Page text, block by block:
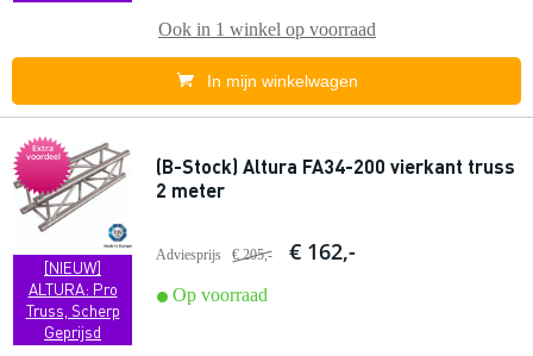
Ook in 1 winkel op voorraad
In mijn winkelwagen
Extra
voordeel
[NIEUW]
ALTURA: Pro
Truss, Scherp
Geprijsd
(B-Stock) Altura FA34-200 vierkant truss
2 meter
Adviesprijs € 205,- € 162,-
Op voorraad